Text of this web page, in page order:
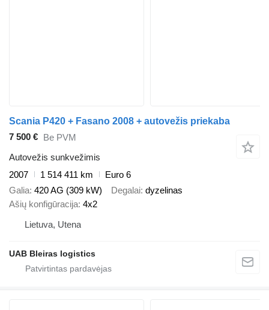
Scania P420 + Fasano 2008 + autovežis priekaba
7 500 € Be PVM
Autovežis sunkvežimis
2007
1 514 411 km
Euro 6
Galia 420 AG (309 kW) Degalai dyzelinas
Ašių konfigūracija 4x2
Lietuva, Utena
UAB Bleiras logistics